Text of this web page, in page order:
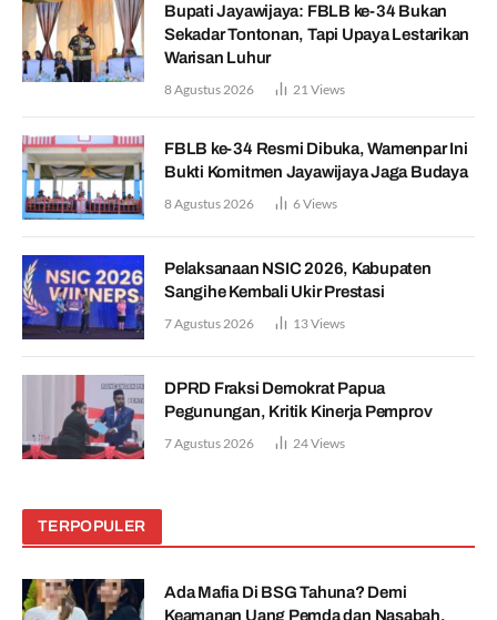
Bupati Jayawijaya: FBLB ke-34 Bukan
Sekadar Tontonan, Tapi Upaya Lestarikan
Warisan Luhur
8 Agustus 2026 21 Views
FBLB ke-34 Resmi Dibuka, Wamenpar Ini
Bukti Komitmen Jayawijaya Jaga Budaya
8 Agustus 2026 6Views
Pelaksanaan NSIC 2026, Kabupaten
Sangihe Kembali Ukir Prestasi
7 Agustus 2026 13Views
DPRD Fraksi Demokrat Papua
Pegunungan, Kritik Kinerja Pemprov
7 Agustus 2026 24Views
TERPOPULER
Ada Mafia Di BSG Tahuna? Demi
Keamanan Uang Pemda dan Nasabah,